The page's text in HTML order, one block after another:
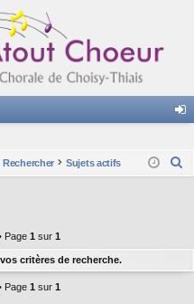
ne
Rechercher Sujets actifs
Page 1 sur 1
critères de recherche.
Page 1 sur 1